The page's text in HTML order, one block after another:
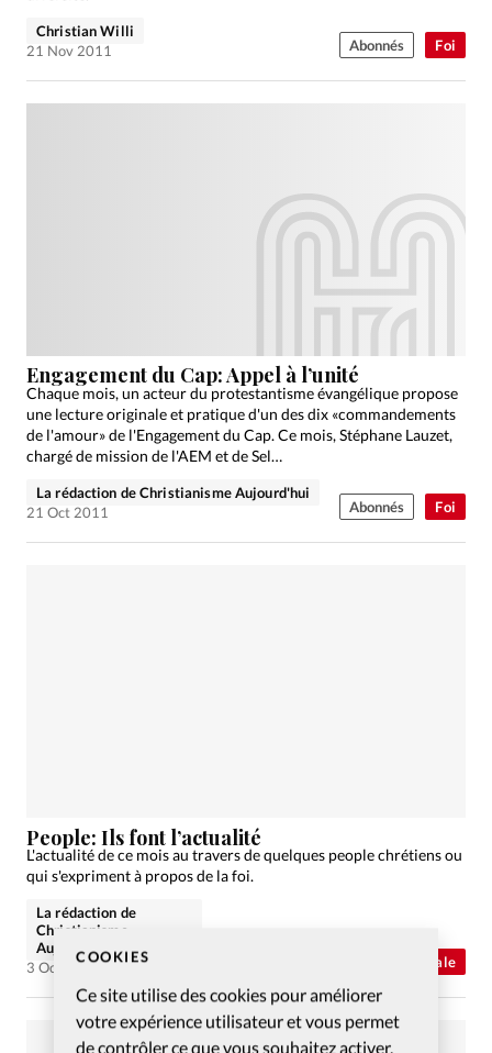
COOKIES
Ce site utilise des cookies pour améliorer
votre expérience utilisateur et vous permet
de contrôler ce que vous souhaitez activer.
Foi
Christian Willi
21 Nov 2011
Abonnés
Foi
Engagement du Cap: Appel à l’unité
Chaque mois, un acteur du protestantisme évangélique propose
une lecture originale et pratique d'un des dix «commandements
de l'amour» de l'Engagement du Cap. Ce mois, Stéphane Lauzet,
chargé de mission de l'AEM et de Sel…
La rédaction de Christianisme Aujourd'hui
21 Oct 2011
Abonnés
Actualité internationale
People: Ils font l’actualité
L'actualité de ce mois au travers de quelques people chrétiens ou
qui s'expriment à propos de la foi.
La rédaction de
Christianisme
Aujourd'hui
3 Oct 2011